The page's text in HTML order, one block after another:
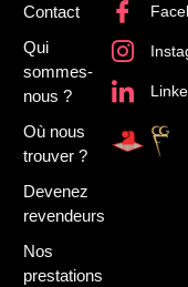
Contact
Qui
sommes-
nous ?
Où nous
trouver ?
Devenez
revendeurs
Nos
prestations